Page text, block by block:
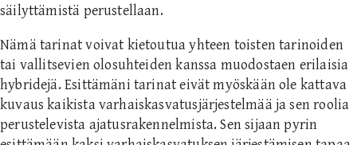
säilyttämistä perustellaan.
Nämä tarinat voivat kietoutua yhteen toisten tarinoiden
tai vallitsevien olosuhteiden kanssa muodostaen erilaisia
hybridejä. Esittämäni tarinat eivät myöskään ole kattava
kuvaus kaikista varhaiskasvatusjärjestelmää ja sen roolia
perustelevista ajatusrakennelmista. Sen sijaan pyrin